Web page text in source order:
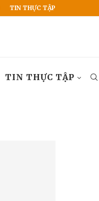
TIN THỰC TẬP
TIN THỰC TẬP